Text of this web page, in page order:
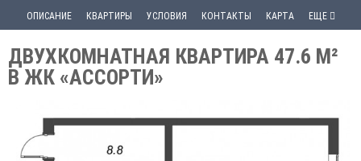
ОПИСАНИЕ КВАРТИРЫ УСЛОВИЯ КОНТАКТЫ КАРТА ЕЩЕ
ДВУХКОМНАТНАЯ КВАРТИРА 47.6 М²
В ЖК «АССОРТИ»